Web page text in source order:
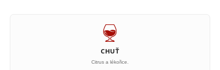
CHUŤ
Citrus a lékořice.